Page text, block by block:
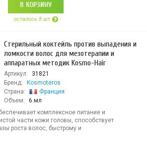
В КОРЗИНУ
осталось 8 шт
Стерильный коктейль против выпадения и
ломкости волос для мезотерапии и
аппаратных методик Kosmo-Hair
Артикул:
31821
Бренд:
Kosmoteros
Страна:
Франция
Объем:
6 мл
комплексное питание и
части кожи головы, способствует
роста волос, быстрому и